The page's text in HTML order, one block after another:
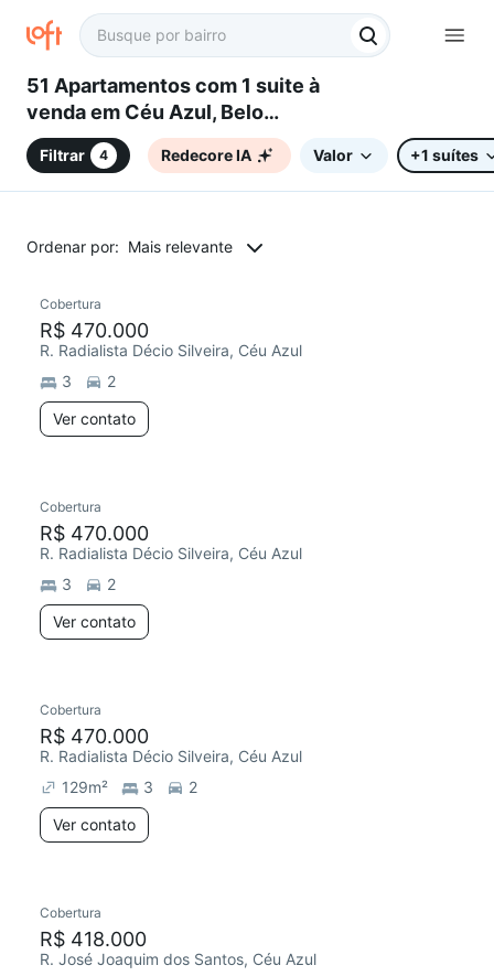
51 Apartamentos com 1 suite à
venda em Céu Azul, Belo
Horizonte, MG
Filtrar 4 Redecore IA Valor +1 suítes
Ordenar por: Mais relevante
Cobertura
R$ 470.000
R. Radialista Décio Silveira, Céu Azul
3
2
Ver contato
Cobertura
R$ 470.000
R. Radialista Décio Silveira, Céu Azul
3
2
Ver contato
Cobertura
R$ 470.000
R. Radialista Décio Silveira, Céu Azul
129m² 3
2
Ver contato
Cobertura
R$ 418.000
R. José Joaquim dos Santos, Céu Azul